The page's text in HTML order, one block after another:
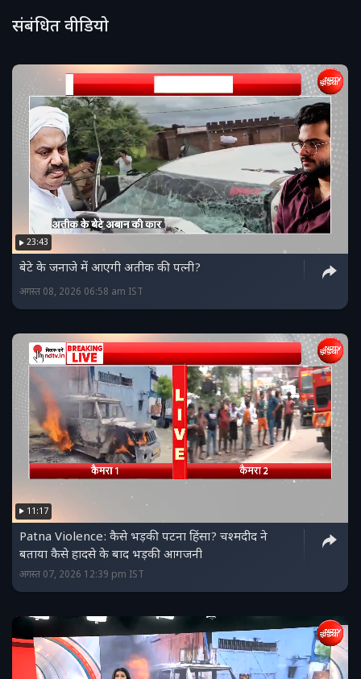
संबंधित वीडियो
23:43
बेटे के जनाजे में आएगी अतीक की पत्नी?
अगस्त 08, 2026 06:58 am IST
11:17
Patna Violence: कैसे भड़की पटना हिंसा? चश्मदीद ने
बताया कैसे हादसे के बाद भड़की आगजनी
अगस्त 07, 2026 12:39 pm IST